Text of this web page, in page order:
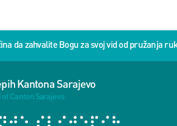
da zahvalite Bogu za svoj vid od pružanja
Kantona Sarajevo
Canton Sarajevo